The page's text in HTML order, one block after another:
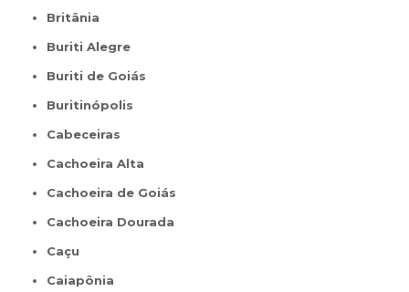
Britânia
Buriti Alegre
Buriti de Goiás
Buritinópolis
Cabeceiras
Cachoeira Alta
Cachoeira de Goiás
Cachoeira Dourada
Caçu
Caiapônia